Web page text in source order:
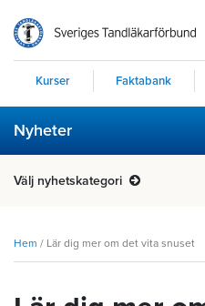
Kurser Faktabank
Nyheter
Välj nyhetskategori
Hem / Lär dig mer om det vita snuset